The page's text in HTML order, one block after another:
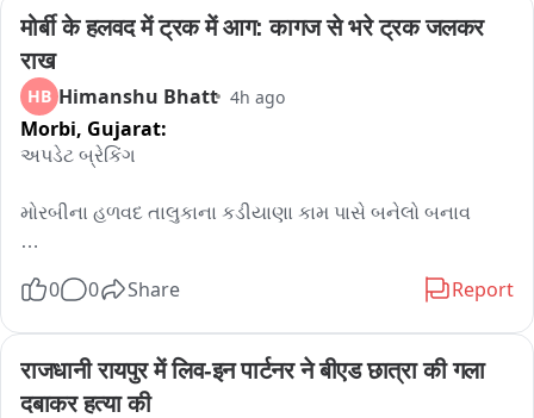
खाद्य सुरक्षा कानून का गंभीर हनन माना गया है。
एफडीए ने सभी उत्पादकों, प्रोसेसिंग इकाइयों, थोक एवं खुदरा विक्रेताओं,
परिवहनकर्ताओं, गोदाम संचालकों, वितरकों, होटल, रेस्तरां, कैटरर्स, क्लाउड
किचन तथा अन्य फूड बिजनेस ऑपरेटर्स को इस आदेश का पालन करने के
निर्देश दिए हैं। राज्यभर में विशेष जांच अभियान चलाया जाएगा और
आवश्यकता पड़ने पर उत्पाद जब्त कर नष्ट किए जाएंगे।
आदेश का उल्लंघन करने वालों के खिलाफ खाद्य सुरक्षा एवं मानक अधिनियम,
2006 के तहत माल जब्त करने, उत्पाद नष्ट करने, आर्थिक दंड, लाइसेंस
खाद्य सुरक्षा आयुक्त तुकाराम मुंडे ने कहा कि महाराष्ट्र के प्रत्येक नागरिक
मुनाफाखोरी करने वालों को किसी भी कीमत पर बख्शा नहीं जाएगा। वहीं
ईमानदार उद्योगों को संरक्षण देते हुए मिलावटी और असुरक्षित खाद्य पदार्थों के
मोर्बी के हलवद में ट्रक में आग: कागज से भरे ट्रक जलकर
राख
HB Himanshu Bhatt 4h ago
Morbi, Gujarat:
અપડેટ બ્રેકિંગ
મોરબીના હળવદ તાલુકાના કડીયાણા કામ પાસે બનેલો બનાવ
કાબુમાં આવી નથી
પેપરનો જથ્થો ભરીને જતા 트્રકમાં લાગી હતી વહેલી સવારે
આગ
0 0 Share Report
राजधानी रायपुर में लिव-इन पार्टनर ने बीएड छात्रा की गला
दबाकर हत्या की